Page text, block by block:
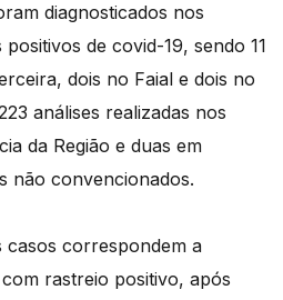
diagnosticados nos
de covid-19, sendo 11
dois no Faial e dois no
análises realizadas nos
da Região e duas em
não convencionados.
casos correspondem a
rastreio positivo, após